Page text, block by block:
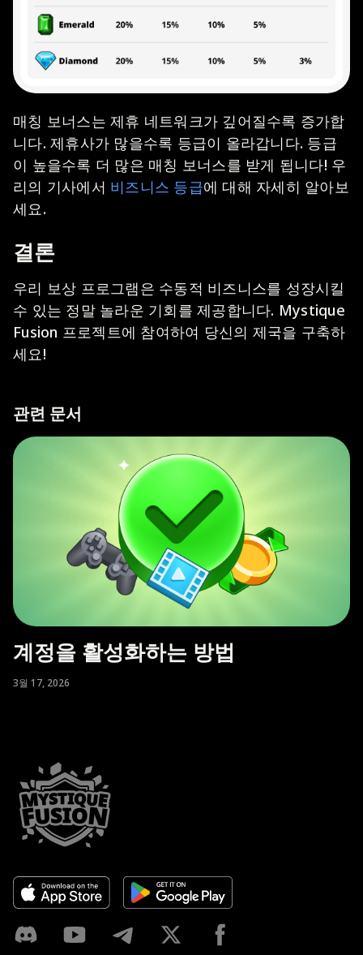
매칭 보너스는 제휴 네트워크가 깊어질수록 증가합
니다. 제휴사가 많을수록 등급이 올라갑니다. 등급
이 높을수록 더 많은 매칭 보너스를 받게 됩니다! 우
리의 기사에서 비즈니스 등급에 대해 자세히 알아보
세요.
결론
우리 보상 프로그램은 수동적 비즈니스를 성장시킬
수 있는 정말 놀라운 기회를 제공합니다. Mystique
Fusion 프로젝트에 참여하여 당신의 제국을 구축하
세요!
관련 문서
계정을 활성화하는 방법
3월 17, 2026